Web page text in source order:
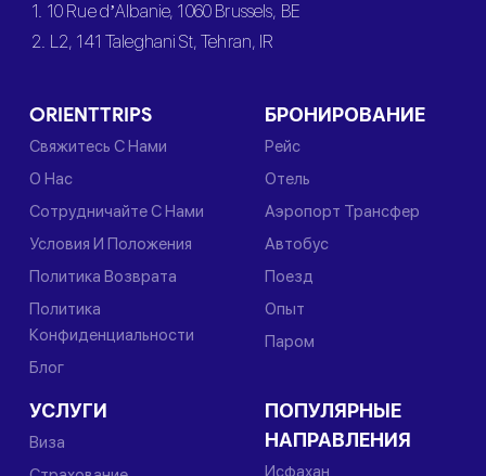
1. 10 Rue d’Albanie, 1060 Brussels, BE
2. L2, 141 Taleghani St, Tehran, IR
ORIENTTRIPS
Свяжитесь С Нами
О Нас
Сотрудничайте С Нами
Условия И Положения
Политика Возврата
Политика
Конфиденциальности
Блог
БРОНИРОВАНИЕ
Рейс
Отель
Аэропорт Трансфер
Автобус
Поезд
Опыт
Паром
УСЛУГИ
Виза
ПОПУЛЯРНЫЕ
НАПРАВЛЕНИЯ
Исфахан